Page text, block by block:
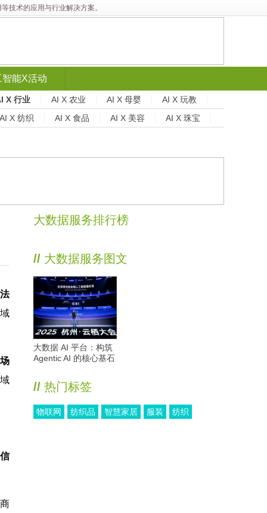
技术的应用与行业解决方案。
智能X活动
X 行业 AI X 农业 AI X 母婴
AI X 玩教
AI X 纺织
AI X 食品 AI X 美容 AI X 珠宝
大数据服务排行榜
// 大数据服务图文
大数据 AI 平台：构筑
Agentic AI 的核心基石
// 热门标签
物联网 纺织品 智慧家居 服装 纺织